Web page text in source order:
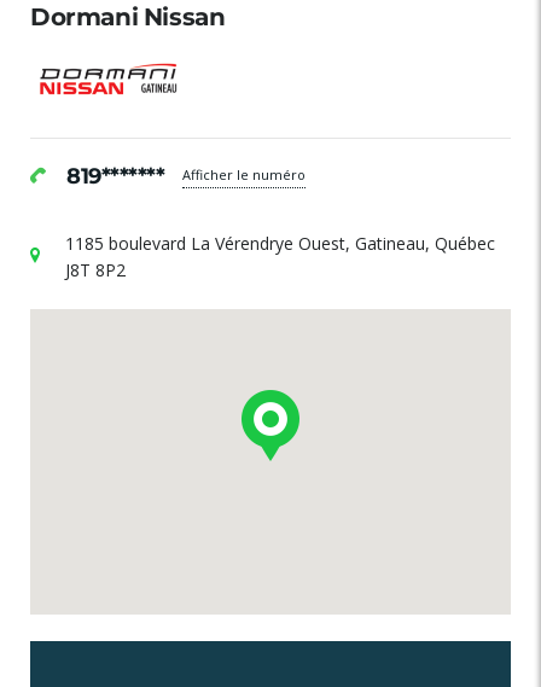
Dormani Nissan
819******* Afficher le numéro
1185 boulevard La Vérendrye Ouest, Gatineau, Québec
J8T 8P2